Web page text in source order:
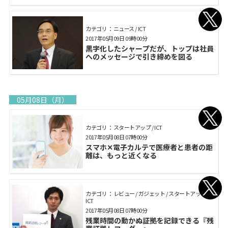
カテゴリ： ニュース / ICT
黒字化したシャープだが、トップは社員
へのメッセージで引き締めを図る
2017年05月09日 09時00分
05月08日（月）
カテゴリ： スタートアップ / ICT
スマホ✕電子カルテで医療者と患者の距
離は、もっと近くなる
2017年05月08日 07時00分
カテゴリ： レビュー / ガジェット / スタートアップ /
ICT
残業時間の動かぬ証拠を記録できる『残
2017年05月08日 07時00分